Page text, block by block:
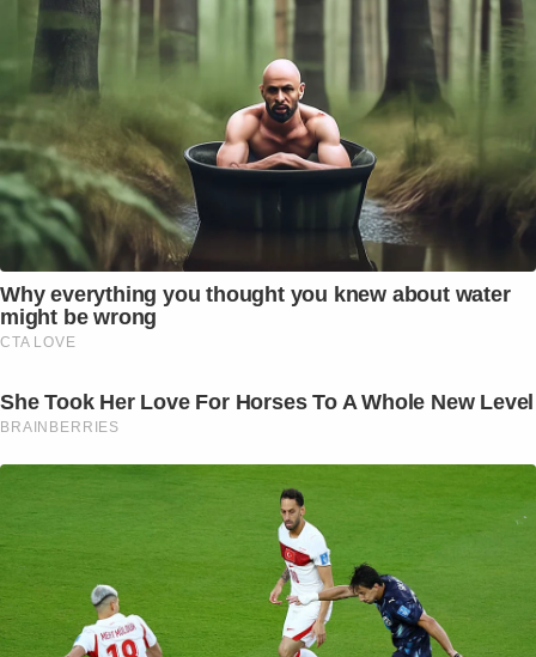
Why everything you thought you knew about water
might be wrong
CTA LOVE
She Took Her Love For Horses To A Whole New Level
BRAINBERRIES